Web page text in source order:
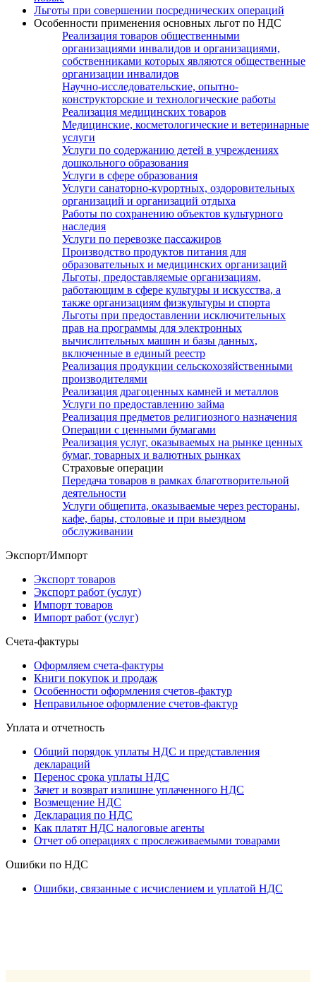
Льготы при совершении посреднических операций
Особенности применения основных льгот по НДС
Реализация товаров общественными
организациями инвалидов и организациями,
собственниками которых являются общественные
организации инвалидов
Научно-исследовательские, опытно-
конструкторские и технологические работы
Реализация медицинских товаров
Медицинские, косметологические и ветеринарные
услуги
Услуги по содержанию детей в учреждениях
дошкольного образования
Услуги в сфере образования
Услуги санаторно-курортных, оздоровительных
организаций и организаций отдыха
Работы по сохранению объектов культурного
наследия
Услуги по перевозке пассажиров
Производство продуктов питания для
образовательных и медицинских организаций
Льготы, предоставляемые организациям,
работающим в сфере культуры и искусства, а
также организациям физкультуры и спорта
Льготы при предоставлении исключительных
прав на программы для электронных
вычислительных машин и базы данных,
включенные в единый реестр
Реализация продукции сельскохозяйственными
производителями
Реализация драгоценных камней и металлов
Услуги по предоставлению займа
Реализация предметов религиозного назначения
Операции с ценными бумагами
Реализация услуг, оказываемых на рынке ценных
бумаг, товарных и валютных рынках
Страховые операции
Передача товаров в рамках благотворительной
деятельности
Услуги общепита, оказываемые через рестораны,
кафе, бары, столовые и при выездном
обслуживании
Экспорт/Импорт
Экспорт товаров
Экспорт работ (услуг)
Импорт товаров
Импорт работ (услуг)
Счета-фактуры
Оформляем счета-фактуры
Книги покупок и продаж
Особенности оформления счетов-фактур
Неправильное оформление счетов-фактур
Уплата и отчетность
Общий порядок уплаты НДС и представления
деклараций
Перенос срока уплаты НДС
Зачет и возврат излишне уплаченного НДС
Возмещение НДС
Декларация по НДС
Как платят НДС налоговые агенты
Отчет об операциях с прослеживаемыми товарами
Ошибки по НДС
Ошибки, связанные с исчислением и уплатой НДС